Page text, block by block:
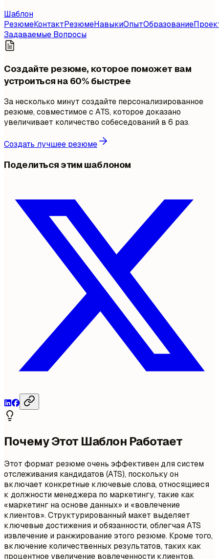
Шаблон
РезюмеКонтактРезюмеНавыкиОпытОбразование
Задаваемые Вопросы
Создайте резюме, которое поможет вам
устроиться на 60% быстрее
За несколько минут создайте персонализированное
резюме, совместимое с ATS, которое доказано
увеличивает количество собеседований в 6 раз.
Создать лучшее резюме
Поделиться этим шаблоном
Почему Этот Шаблон Работает
Этот формат резюме очень эффективен для систем
отслеживания кандидатов (ATS), поскольку он
включает конкретные ключевые слова, относящиеся
к должности менеджера по маркетингу, такие как
«маркетинг на основе данных» и «вовлечение
клиентов». Структурированный макет выделяет
ключевые достижения и обязанности, облегчая ATS
извлечение и ранжирование этого резюме. Кроме того,
включение количественных результатов, таких как
процентное увеличение вовлеченности клиентов,